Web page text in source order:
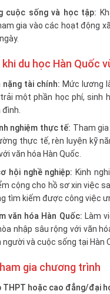
cuộc sống và học tập:
gia vào các hoạt động
du học Hàn Quốc
nặng tài chính: Mức lương
một phần học phí, sinh
nghiệm thực tế: Tham
thực tế, rèn luyện kỹ
văn hóa Hàn Quốc.
hội nghề nghiệp: Kinh
cộng cho hồ sơ xin việc
tìm kiếm được công việc
văn hóa Hàn Quốc: Làm
nhập sâu rộng với văn
người và cuộc sống tại Hàn
gia chương trình
THPT hoặc cao đẳng/đại